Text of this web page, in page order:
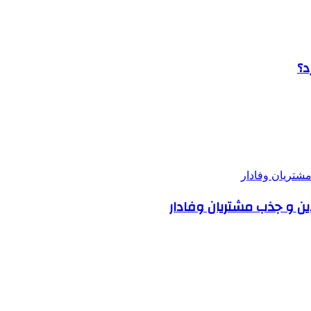
و جذب مشتریان وفادار